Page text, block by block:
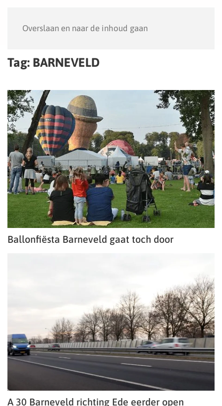
Overslaan en naar de inhoud gaan
Tag: BARNEVELD
Ballonfiësta Barneveld gaat toch door
A 30 Barneveld richting Ede eerder open